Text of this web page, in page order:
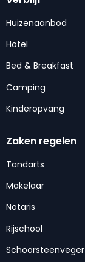
Huizenaanbod
Hotel
Bed & Breakfast
Camping
Kinderopvang
Zaken regelen
Tandarts
Makelaar
Notaris
Rijschool
Schoorsteenveger